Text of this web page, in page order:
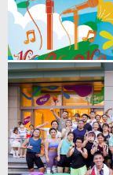
查看详情
12
2025-7-12
南汇公交首届“春之声
浪节暨卡拉OK大赛燃
团队凝聚力，营造了积
未来的憧憬，激励全